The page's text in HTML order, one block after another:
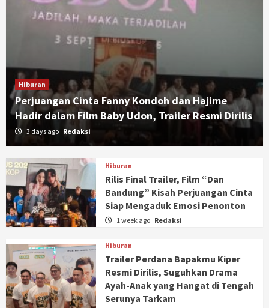
Hiburan
Perjuangan Cinta Fanny Kondoh dan Hajime
Hadir dalam Film Baby Udon, Trailer Resmi Dirilis
3 days ago Redaksi
Hiburan
Rilis Final Trailer, Film “Dan
Bandung” Kisah Perjuangan Cinta
Siap Mengaduk Emosi Penonton
1 week ago Redaksi
Hiburan
Trailer Perdana Bapakmu Kiper
Resmi Dirilis, Suguhkan Drama
Ayah-Anak yang Hangat di Tengah
Serunya Tarkam